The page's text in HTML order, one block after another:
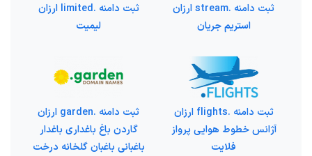
ثبت دامنه .stream ارزان
استریم جریان
ثبت دامنه .limited ارزان
لیمیت
ثبت دامنه .flights ارزان
آژانس خطوط هوایی پرواز
فلایت
ثبت دامنه .garden ارزان
گاردن باغ باغداری باغدار
باغبانی باغبان گلخانه درخت